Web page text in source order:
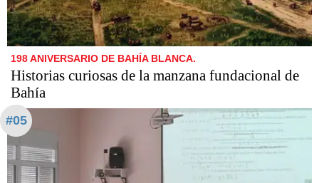
198 ANIVERSARIO DE BAHÍA BLANCA.
Historias curiosas de la manzana fundacional de
Bahía
#05